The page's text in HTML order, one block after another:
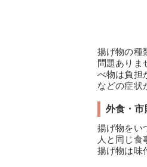
揚げ物の種
問題ありま
べ物は負担
などの症状
外食・市
揚げ物をい
人と同じ食
揚げ物は味